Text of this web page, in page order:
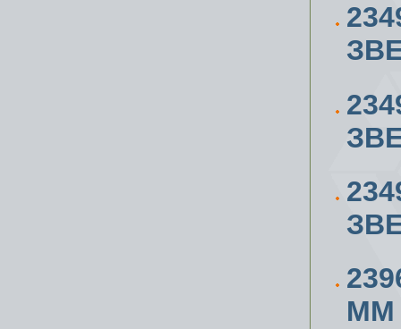
ММ